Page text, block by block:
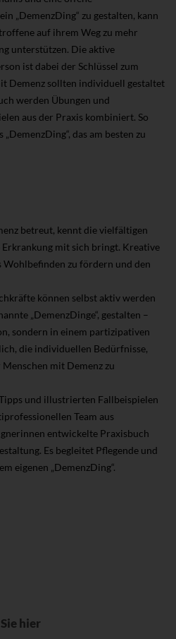
„DemenzDing“ zu gestalten, kann
auf ihrem Weg zu mehr
unterstützen. Die aktive
ist dabei der Schlüssel zum
Demenz sollten individuell gestaltet
werden Übungen und
aus der Praxis kombiniert. So
das am besten zu
betreut, kennt die vielfältigen
mit sich bringt. Kreative
Wohlbefinden zu fördern und den
können selbst aktiv werden
„DemenzDinge“, gestalten –
sondern in einem partizipativen
die individuellen Bedürfnisse,
mit Demenz zu
und illustrierten Fallbeispielen
Team aus
entwickelte Praxisbuch
Es begleitet Pflegende und
eigenen „DemenzDing“.
hier